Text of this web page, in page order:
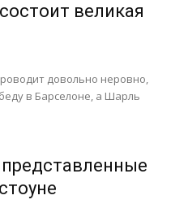
великая
довольно неровно,
в Барселоне, а Шарль